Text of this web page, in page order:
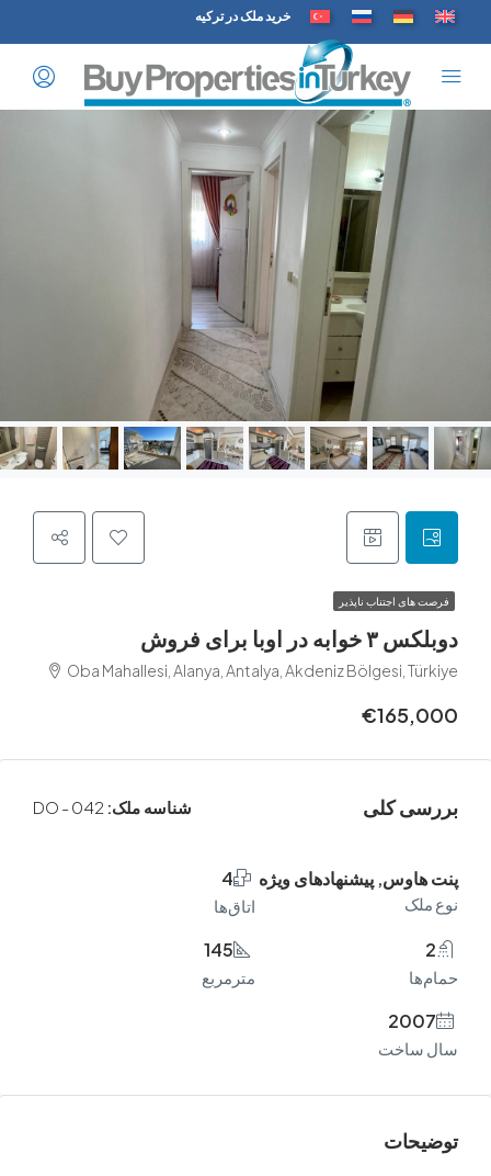
خرید ملک در ترکیه
اجتناب ناپذیر
برای فروش
Oba Mahallesi, Alanya, Antalya, Akdeniz Bölgesi,
کلی شناسه ملک:DO - 042
پیشنهادهای ویژه 4